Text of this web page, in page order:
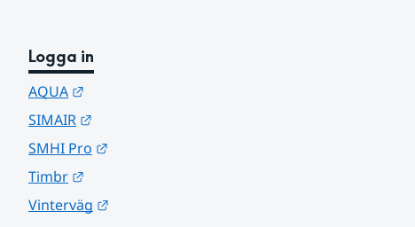
Logga in
AQUA
SIMAIR
SMHI Pro
Timbr
Vinterväg